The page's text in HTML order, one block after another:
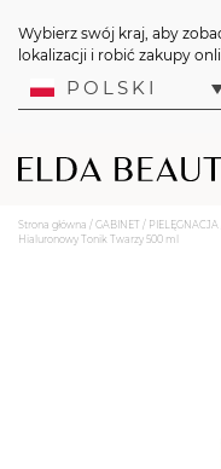
Wybierz swój kraj, aby
lokalizacji i robić zakupy
POLSKI
Strona główna / GABINET / PIELĘGNACJA
Hialuronowy Tonik Twarzy 500 ml